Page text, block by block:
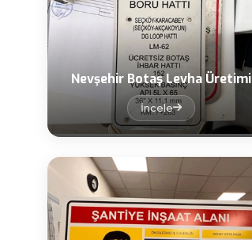
Nevşehir Botaş Levha Üretimi
İncele